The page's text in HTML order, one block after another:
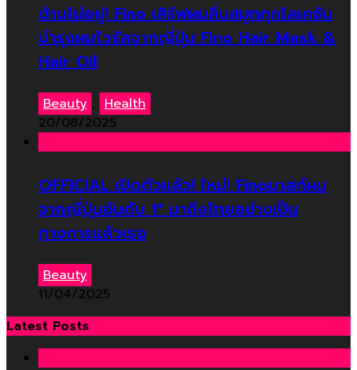
ต้านไม่อยู่! Fino เสิร์ฟผมลื่นสมูททุกโลเคชัน
บำรุงผมไวรัลจากญี่ปุ่น Fino Hair Mask &
Hair Oil
Beauty , Health
20/08/2025
OFFICIAL เปิดตัวแล้ว! ใหม่! Finoมาสก์ผม
จากญี่ปุ่นอันดับ 1* มาถึงไทยอย่างเป็น
ทางการแล้วเธอ
Beauty
11/04/2025
Latest Posts